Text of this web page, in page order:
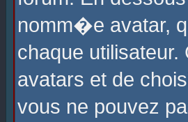
nomm�e avatar,
chaque
avatars et de
vous ne pouvez